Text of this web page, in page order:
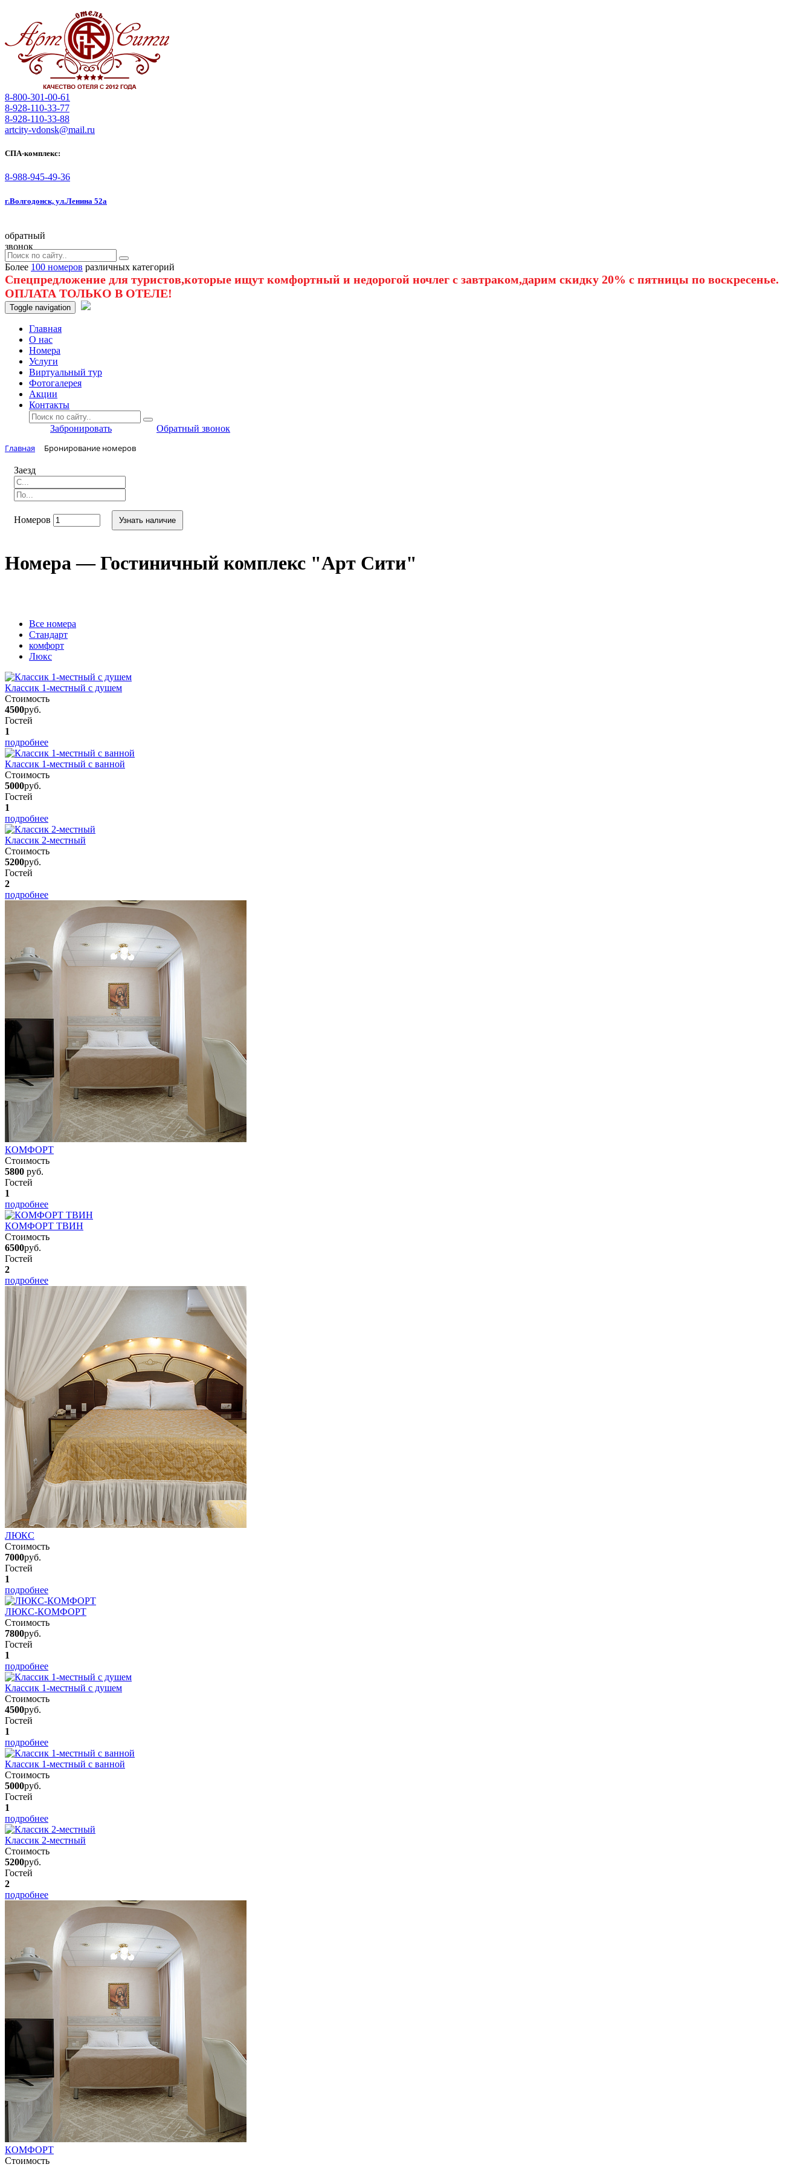
8-800-301-00-61
8-928-110-33-77
8-928-110-33-88
artcity-vdonsk@mail.ru
СПА-комплекс:
8-988-945-49-36
г.Волгодонск, ул.Ленина 52а
обратный
звонок
Более 100 номеров различных категорий
Спецпредложение для туристов,которые ищут комфортный и недорогой ночлег с завтраком,дарим скидку 20% с пятницы по воскресенье.
ОПЛАТА ТОЛЬКО В ОТЕЛЕ!
Toggle navigation
Главная
O нас
Номера
Услуги
Виртуальный тур
Фотогалерея
Акции
Контакты
Забронировать Обратный звонок
Главная Бронирование номеров
Заезд
Номеров Узнать наличие
Номера — Гостиничный комплекс "Арт Сити"
Вcе номера
Стандарт
комфорт
Люкс
Классик 1-местный с душем
Стоимость
4500руб.
Гостей
1
подробнее
Классик 1-местный с ванной
Стоимость
5000руб.
Гостей
1
подробнее
Классик 2-местный
Стоимость
5200руб.
Гостей
2
подробнее
КОМФОРТ
Стоимость
5800 руб.
Гостей
1
подробнее
КОМФОРТ ТВИН
Стоимость
6500руб.
Гостей
2
подробнее
ЛЮКС
Стоимость
7000руб.
Гостей
1
подробнее
ЛЮКС-КОМФОРТ
Стоимость
7800руб.
Гостей
1
подробнее
Классик 1-местный с душем
Стоимость
4500руб.
Гостей
1
подробнее
Классик 1-местный с ванной
Стоимость
5000руб.
Гостей
1
подробнее
Классик 2-местный
Стоимость
5200руб.
Гостей
2
подробнее
КОМФОРТ
Стоимость